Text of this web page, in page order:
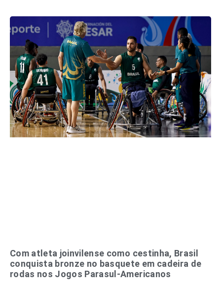
Com atleta joinvilense como cestinha, Brasil
conquista bronze no basquete em cadeira de
rodas nos Jogos Parasul-Americanos